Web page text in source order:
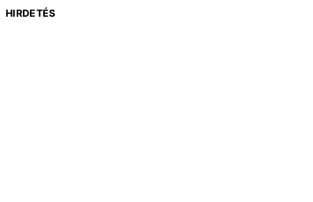
HIRDETÉS